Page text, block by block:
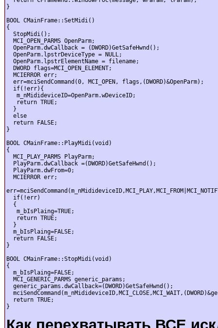
}
BOOL CMainFrame::SetMidi()
{
  StopMidi();
  MCI_OPEN_PARMS OpenParm;
  OpenParm.dwCallback = (DWORD)GetSafeHwnd();
  OpenParm.lpstrDeviceType = NULL;
  OpenParm.lpstrElementName = filename;
  DWORD flags=MCI_OPEN_ELEMENT;
  MCIERROR err;
  err=mciSendCommand(0, MCI_OPEN, flags,(DWORD)&OpenParm);
  if(!err){
   m_nMidideviceID=OpenParm.wDeviceID;
   return TRUE;
  }
  else
  return FALSE;
}
BOOL CMainFrame::PlayMidi(void)
{
  MCI_PLAY_PARMS PlayParm;
  PlayParm.dwCallback =(DWORD)GetSafeHwnd();
  PlayParm.dwFrom=0;
  MCIERROR err;
  if(!err)
  {
   m_bIsPlaing=TRUE;
   return TRUE;
  }
  m_bIsPlaing=FALSE;
  return FALSE;
}
BOOL CMainFrame::StopMidi(void)
{
  m_bIsPlaing=FALSE;
  MCI_GENERIC_PARMS generic_params;
  generic_params.dwCallback=(DWORD)GetSafeHwnd();
  return TRUE;
}